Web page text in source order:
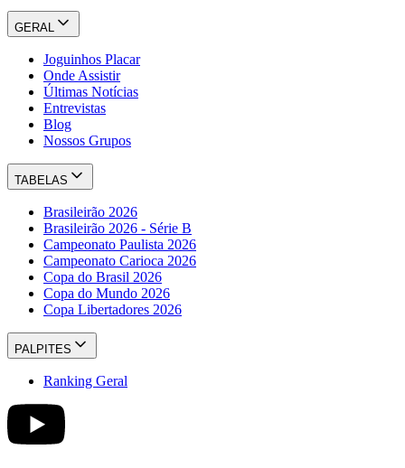
GERAL
Joguinhos Placar
Onde Assistir
Últimas Notícias
Entrevistas
Blog
Nossos Grupos
TABELAS
Brasileirão 2026
Brasileirão 2026 - Série B
Campeonato Paulista 2026
Campeonato Carioca 2026
Copa do Brasil 2026
Copa do Mundo 2026
Copa Libertadores 2026
PALPITES
Ranking Geral